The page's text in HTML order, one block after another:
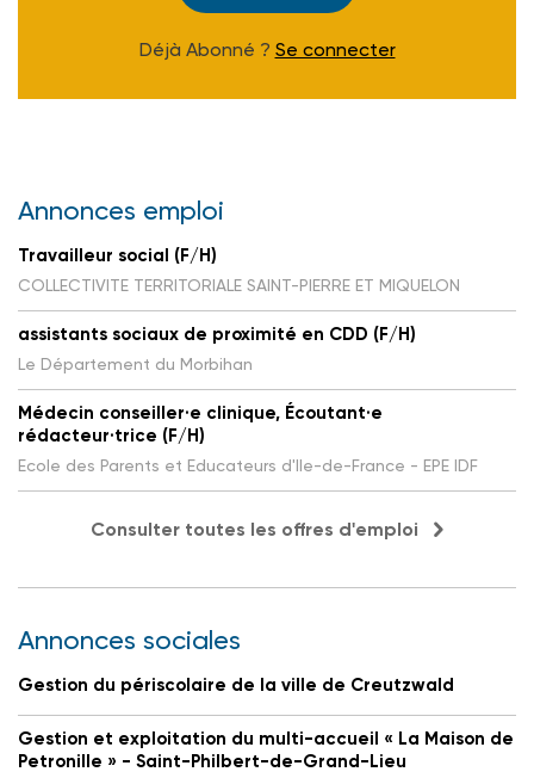
Déjà Abonné ? Se connecter
Annonces emploi
Travailleur social (F/H)
COLLECTIVITE TERRITORIALE SAINT-PIERRE ET MIQUELON
assistants sociaux de proximité en CDD (F/H)
Le Département du Morbihan
Médecin conseiller·e clinique, Écoutant·e
rédacteur·trice (F/H)
Ecole des Parents et Educateurs d'Ile-de-France - EPE IDF
Consulter toutes les offres d'emploi
Annonces sociales
Gestion du périscolaire de la ville de Creutzwald
Gestion et exploitation du multi-accueil « La Maison de
Petronille » - Saint-Philbert-de-Grand-Lieu